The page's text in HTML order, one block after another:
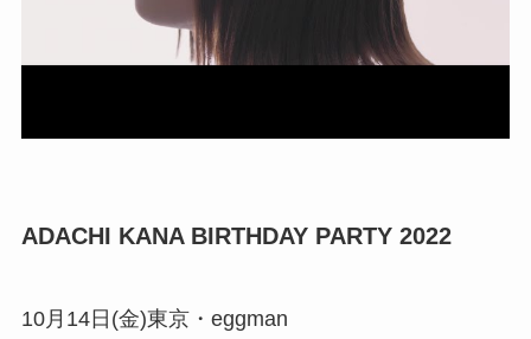
ADACHI KANA BIRTHDAY PARTY 2022
10月14日(金)東京・eggman